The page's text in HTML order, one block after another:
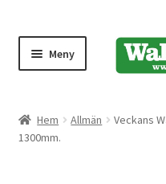
Meny
Hem Allmän
Veckans
1300mm.